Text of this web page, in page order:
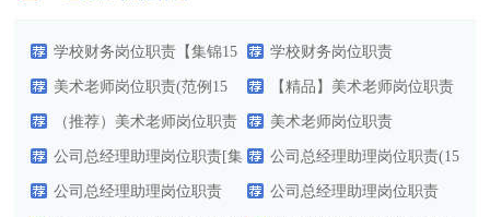
学校财务岗位职责【集锦15
篇】
学校财务岗位职责
美术老师岗位职责(范例15
篇)
【精品】美术老师岗位职责
（推荐）美术老师岗位职责 美术老师岗位职责
公司总经理助理岗位职责[集
合15篇]
公司总经理助理岗位职责(15
篇)
公司总经理助理岗位职责 公司总经理助理岗位职责